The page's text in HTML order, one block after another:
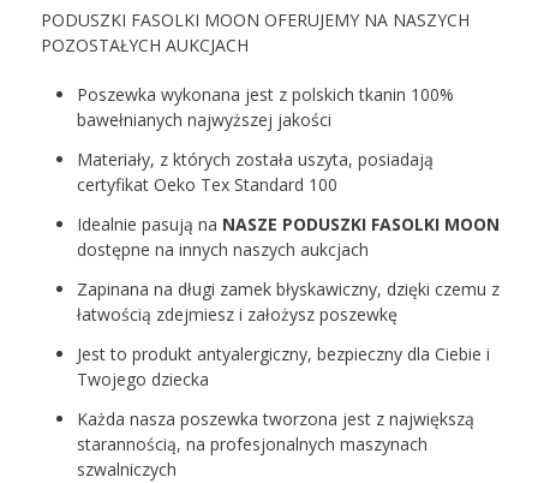
PODUSZKI FASOLKI MOON OFERUJEMY NA NASZYCH
POZOSTAŁYCH AUKCJACH
Poszewka wykonana jest z polskich tkanin 100%
bawełnianych najwyższej jakości
Materiały, z których została uszyta, posiadają
certyfikat Oeko Tex Standard 100
Idealnie pasują na NASZE PODUSZKI FASOLKI MOON
dostępne na innych naszych aukcjach
Zapinana na długi zamek błyskawiczny, dzięki czemu z
łatwością zdejmiesz i założysz poszewkę
Jest to produkt antyalergiczny, bezpieczny dla Ciebie i
Twojego dziecka
Każda nasza poszewka tworzona jest z największą
starannością, na profesjonalnych maszynach
szwalniczych